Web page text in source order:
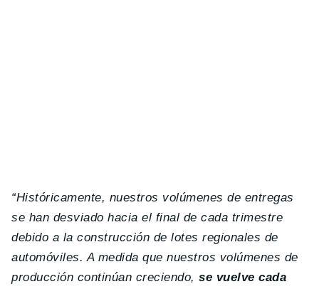
“Históricamente, nuestros volúmenes de entregas
se han desviado hacia el final de cada trimestre
debido a la construcción de lotes regionales de
automóviles. A medida que nuestros volúmenes de
producción continúan creciendo,se vuelve cada